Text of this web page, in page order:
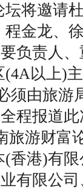
坛将邀请
程金龙、
负责人
(4A以上)
须由旅游
程报道此
旅游财富
(香港)有
有限公